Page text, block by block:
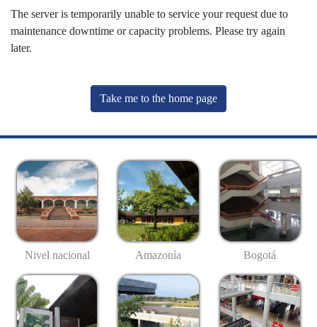
The server is temporarily unable to service your request due to
maintenance downtime or capacity problems. Please try again
later.
Take me to the home page
Nivel nacional Amazonía Bogotá